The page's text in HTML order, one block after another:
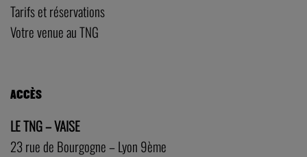
Tarifs et réservations
Votre venue au TNG
ACCÈS
LE TNG – VAISE
23 rue de Bourgogne – Lyon 9ème